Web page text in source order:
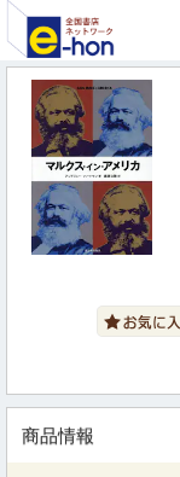
商品情報